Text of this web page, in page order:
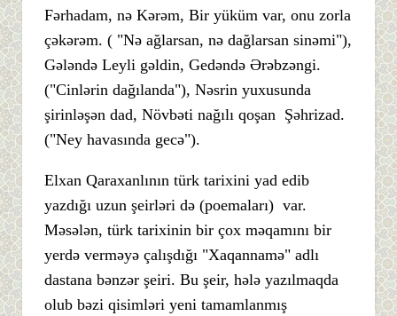
Fərhadam, nə Kərəm, Bir yüküm var, onu zorla
çəkərəm. ( "Nə ağlarsan, nə dağlarsan sinəmi"),
Gələndə Leyli gəldin, Gedəndə Ərəbzəngi.
("Cinlərin dağılanda"), Nəsrin yuxusunda
şirinləşən dad, Növbəti nağılı qoşan Şəhrizad.
("Ney havasında gecə").
Elxan Qaraxanlının türk tarixini yad edib
yazdığı uzun şeirləri də (poemaları) var.
Məsələn, türk tarixinin bir çox məqamını bir
yerdə verməyə çalışdığı "Xaqannamə" adlı
dastana bənzər şeiri. Bu şeir, hələ yazılmaqda
olub bəzi qisimləri yeni tamamlanmış